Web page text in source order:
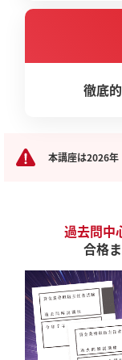
徹底
本講座は2026年
過去問中
合格